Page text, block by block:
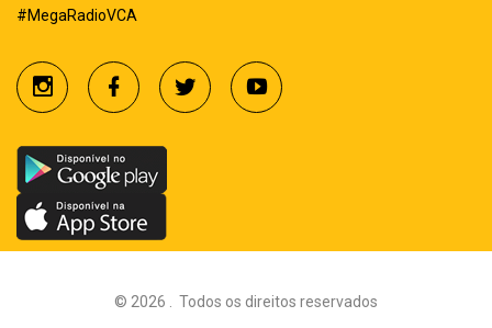
#MegaRadioVCA
© 2026 Todos os direitos reservados